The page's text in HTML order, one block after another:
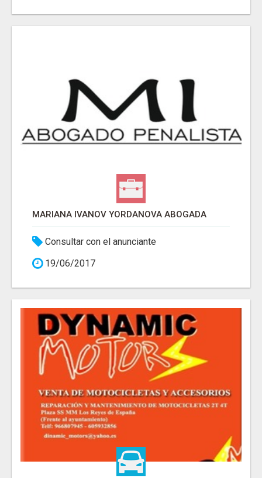
MARIANA IVANOV YORDANOVA ABOGADA
Consultar con el anunciante
19/06/2017